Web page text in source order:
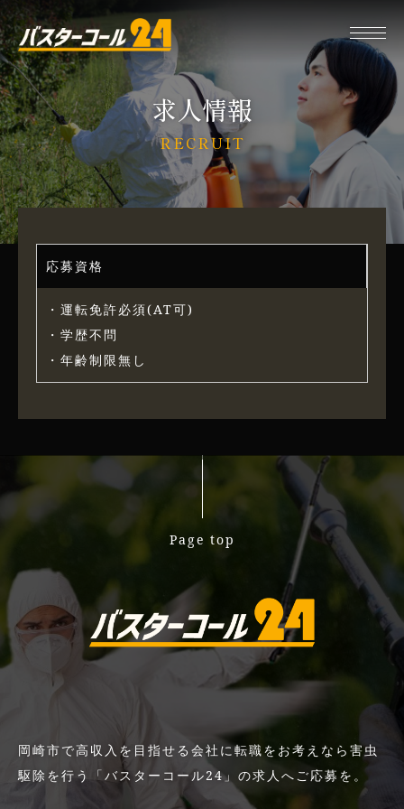
求人情報
RECRUIT
応募資格
・運転免許必須(AT可)
・学歴不問
・年齢制限無し
Page top
岡崎市で高収入を目指せる会社に転職をお考えなら害虫
駆除を行う「バスターコール24」の求人へご応募を。